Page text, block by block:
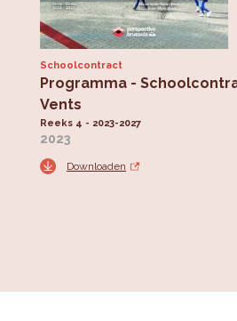
Schoolcontract
Programma -
Vents
Reeks 4 - 2023-2027
2023
Downloaden